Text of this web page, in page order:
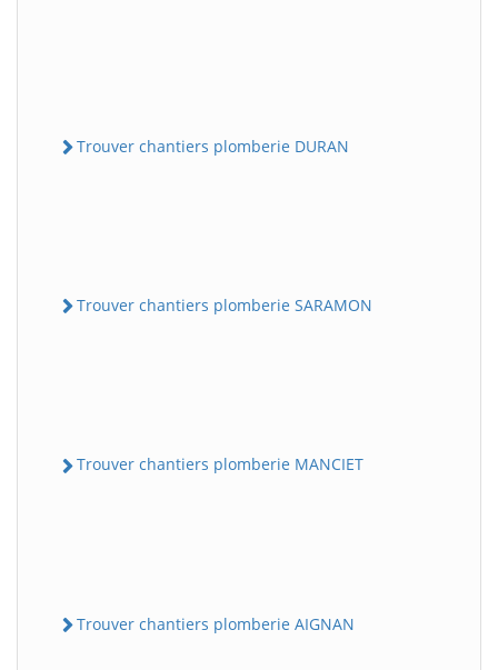
Trouver chantiers plomberie DURAN
Trouver chantiers plomberie SARAMON
Trouver chantiers plomberie MANCIET
Trouver chantiers plomberie AIGNAN